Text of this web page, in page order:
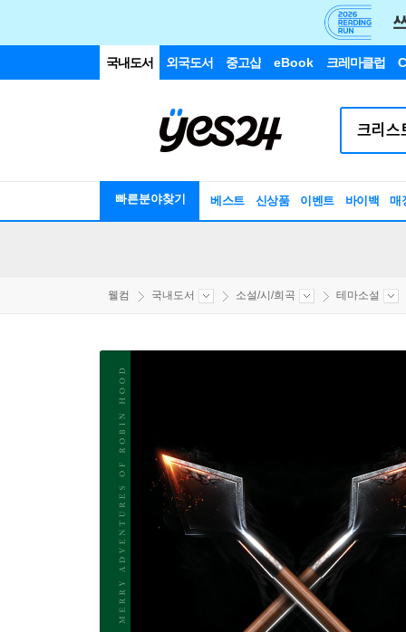
국내도서 외국도서 중고샵 eBook 크레마클럽
빠른분야찾기 베스트 신상품 이벤트 바이백 매
웰컴 국내도서 소설/시/희곡 테마소설